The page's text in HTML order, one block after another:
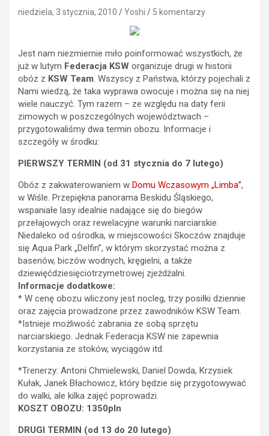
niedziela, 3 stycznia, 2010 Yoshi 5 komentarzy
Jest nam niezmiernie miło poinformować wszystkich, że
już w lutym Federacja KSW organizuje drugi w historii
obóz z KSW Team. Wszyscy z Państwa, którzy pojechali z
Nami wiedzą, że taka wyprawa owocuje i można się na niej
wiele nauczyć. Tym razem – ze względu na daty ferii
zimowych w poszczególnych województwach –
przygotowaliśmy dwa termin obozu. Informacje i
szczegóły w środku:
PIERWSZY TERMIN (od 31 stycznia do 7 lutego)
Obóz z zakwaterowaniem w Domu Wczasowym „Limba”,
w Wiśle. Przepiękna panorama Beskidu Śląskiego,
wspaniałe lasy idealnie nadające się do biegów
przełajowych oraz rewelacyjne warunki narciarskie.
Niedaleko od ośrodka, w miejscowości Skoczów znajduje
się Aqua Park „Delfin”, w którym skorzystać można z
basenów, biczów wodnych, kręgielni, a także
dziewięćdziesięciotrzymetrowej zjeżdżalni.
Informacje dodatkowe:
* W cenę obozu wliczony jest nocleg, trzy posiłki dziennie
oraz zajęcia prowadzone przez zawodników KSW Team.
*Istnieje możliwość zabrania ze sobą sprzętu
narciarskiego. Jednak Federacja KSW nie zapewnia
korzystania ze stoków, wyciągów itd.
*Trenerzy: Antoni Chmielewski, Daniel Dowda, Krzysiek
Kułak, Janek Błachowicz, który będzie się przygotowywać
do walki, ale kilka zajęć poprowadzi.
KOSZT OBOZU: 1350pln
DRUGI TERMIN (od 13 do 20 lutego)